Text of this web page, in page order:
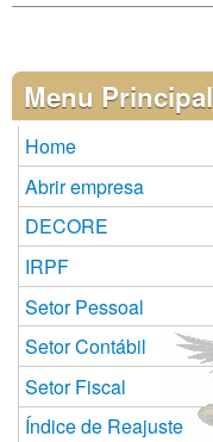
Menu Principal
Home
Abrir empresa
DECORE
IRPF
Setor Pessoal
Setor Contábil
Setor Fiscal
Índice de Reajuste